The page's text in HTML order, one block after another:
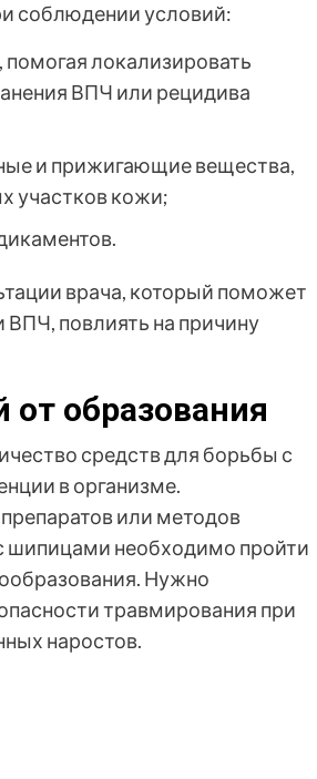
соблюдении условий:
локализировать
ВПЧ или рецидива
и прижигающие вещества,
участков кожи;
врача, который поможет
повлиять на причину
образования
средств для борьбы с
в организме.
или методов
шипицами необходимо пройти
Нужно
травмирования при
наростов.